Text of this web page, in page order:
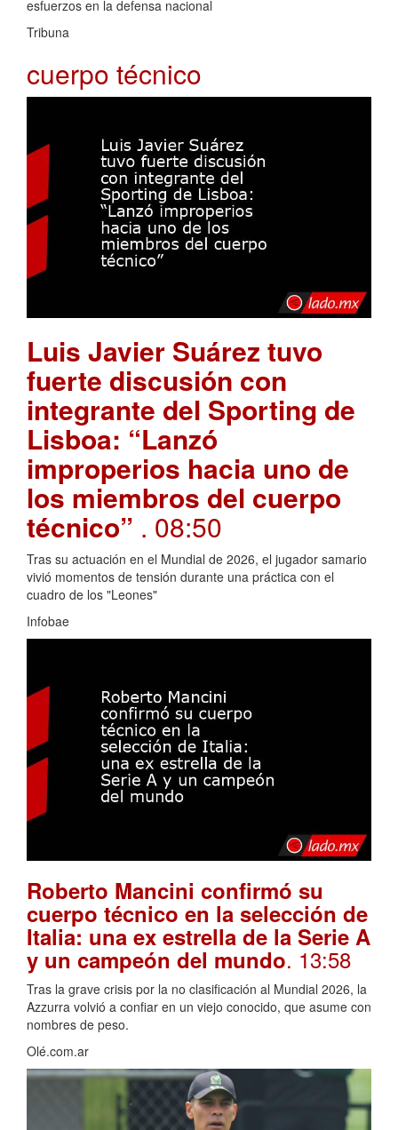
esfuerzos en la defensa nacional
Tribuna
cuerpo técnico
Luis Javier Suárez tuvo
fuerte discusión con
integrante del Sporting de
Lisboa: “Lanzó
improperios hacia uno de
los miembros del cuerpo
técnico” . 08:50
Tras su actuación en el Mundial de 2026, el jugador samario
vivió momentos de tensión durante una práctica con el
cuadro de los "Leones"
Infobae
Roberto Mancini confirmó su
cuerpo técnico en la selección de
Italia: una ex estrella de la Serie A
y un campeón del mundo. 13:58
Tras la grave crisis por la no clasificación al Mundial 2026, la
Azzurra volvió a confiar en un viejo conocido, que asume con
nombres de peso.
Olé.com.ar